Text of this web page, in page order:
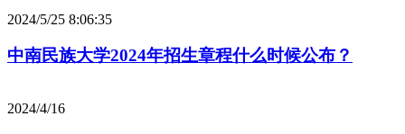
2024/5/25 8:06:35
中南民族大学2024年招生章程什么时候公布？
2024/4/16